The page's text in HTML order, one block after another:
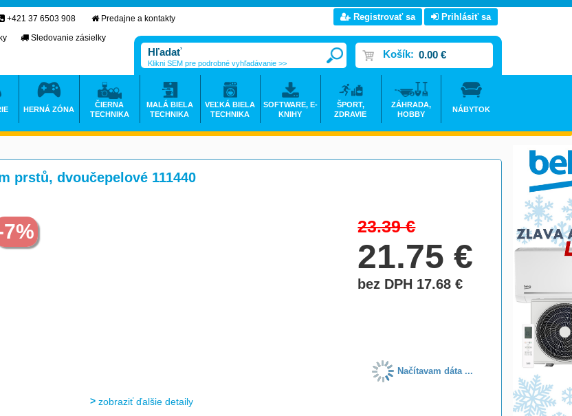
prstů, dvoučepelové 111440
7% 23.39€
21.75€
bez DPH 17.68€
Načítavam dáta ...
zobraziť ďalšie detaily
+421 37 6503 908
Predajne a kontakty
Sledovanie zásielky
Registrovať sa Prihlásiť sa
Košík: 0.00 €
Klikni SEM pre podrobné vyhľadávanie >>
HERNÁ ZÓNA
ČIERNA
TECHNIKA
MALÁ BIELA
TECHNIKA
VEĽKÁ BIELA
TECHNIKA
SOFTWARE, E-
KNIHY
ŠPORT,
ZDRAVIE
ZÁHRADA,
HOBBY
NÁBYTOK